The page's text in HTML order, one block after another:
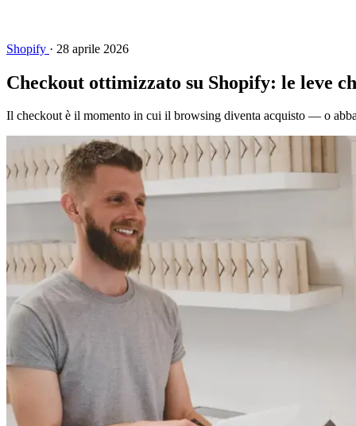
Shopify · 28 aprile 2026
Checkout ottimizzato su Shopify: le leve
Il checkout è il momento in cui il browsing diventa acquisto — o